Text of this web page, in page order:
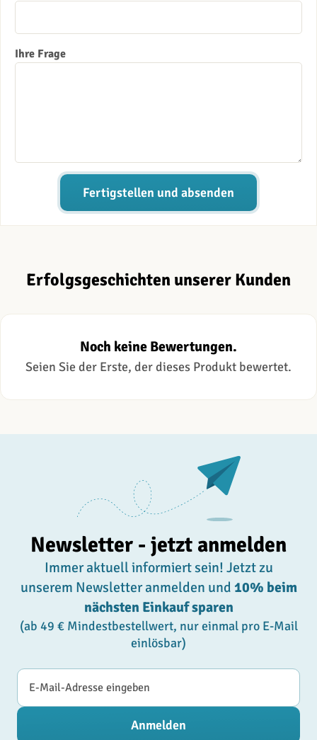
Ihre Frage
Fertigstellen und absenden
Erfolgsgeschichten unserer Kunden
Noch keine Bewertungen.
Seien Sie der Erste, der dieses Produkt bewertet.
Newsletter - jetzt anmelden
Immer aktuell informiert sein! Jetzt zu
unserem Newsletter anmelden und 10% beim
nächsten Einkauf sparen
(ab 49 € Mindestbestellwert, nur einmal pro E-Mail
einlösbar)
E-Mail-Adresse
Anmelden